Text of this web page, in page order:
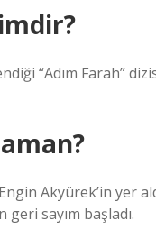
“Adım Farah”
Akyürek’in yer
geri sayım başladı.